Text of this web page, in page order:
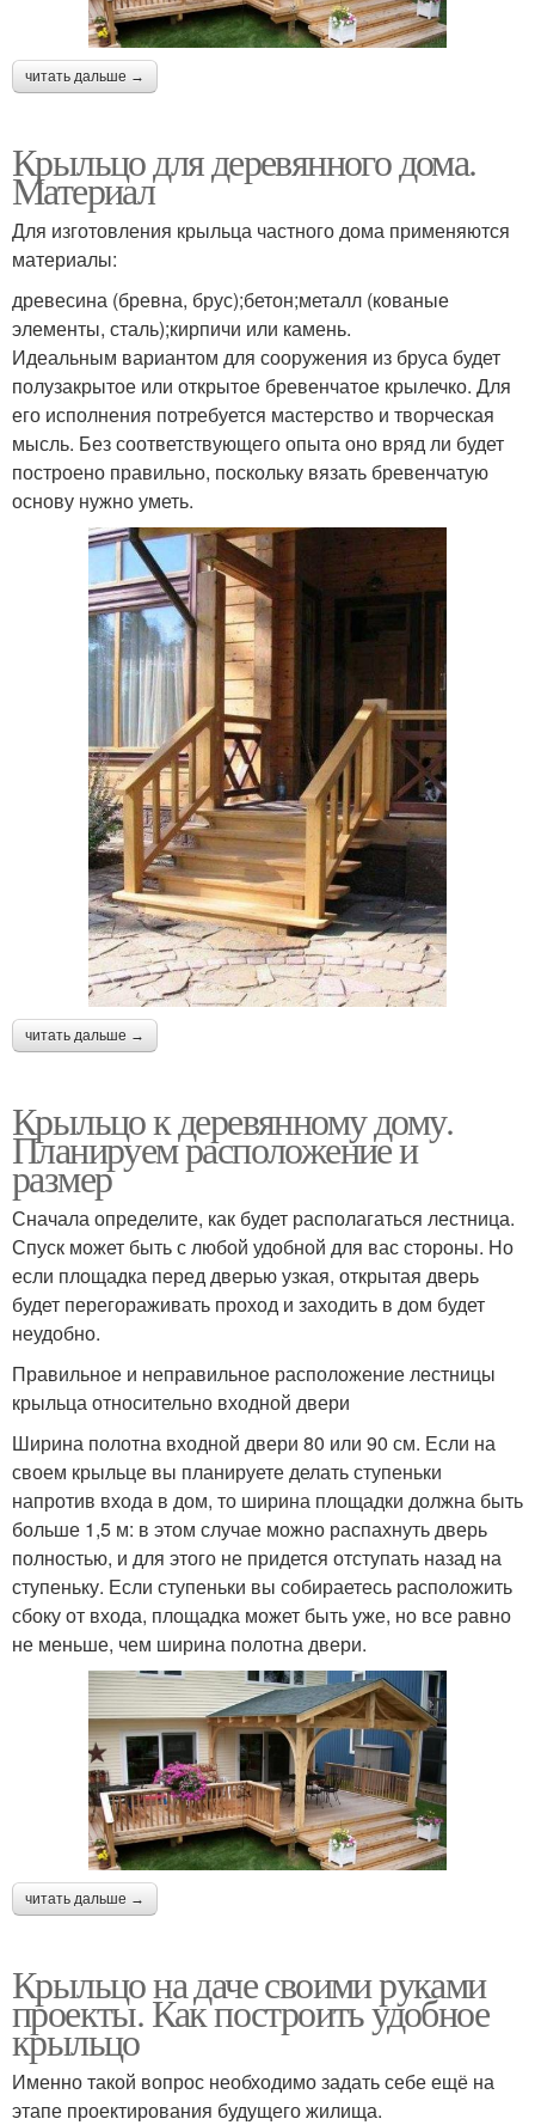
читать дальше →
Крыльцо для деревянного дома.
Материал
Для изготовления крыльца частного дома применяются
материалы:
древесина (бревна, брус);бетон;металл (кованые
элементы, сталь);кирпичи или камень.
Идеальным вариантом для сооружения из бруса будет
полузакрытое или открытое бревенчатое крылечко. Для
его исполнения потребуется мастерство и творческая
мысль. Без соответствующего опыта оно вряд ли будет
построено правильно, поскольку вязать бревенчатую
основу нужно уметь.
читать дальше →
Крыльцо к деревянному дому.
Планируем расположение и
размер
Сначала определите, как будет располагаться лестница.
Спуск может быть с любой удобной для вас стороны. Но
если площадка перед дверью узкая, открытая дверь
будет перегораживать проход и заходить в дом будет
неудобно.
Правильное и неправильное расположение лестницы
крыльца относительно входной двери
Ширина полотна входной двери 80 или 90 см. Если на
своем крыльце вы планируете делать ступеньки
напротив входа в дом, то ширина площадки должна быть
больше 1,5 м: в этом случае можно распахнуть дверь
полностью, и для этого не придется отступать назад на
ступеньку. Если ступеньки вы собираетесь расположить
сбоку от входа, площадка может быть уже, но все равно
не меньше, чем ширина полотна двери.
читать дальше →
Крыльцо на даче своими руками
проекты. Как построить удобное
крыльцо
Именно такой вопрос необходимо задать себе ещё на
этапе проектирования будущего жилища.